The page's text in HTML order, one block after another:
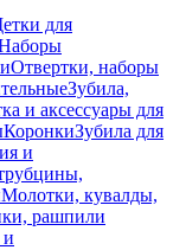
для
Отвертки, наборы
Зубила,
и аксессуары для
КоронкиЗубила для
и
Молотки, кувалды,
рашпили
и